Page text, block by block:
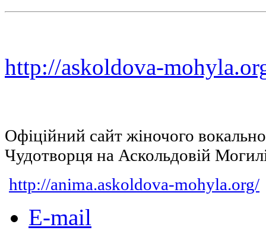
http://askoldova-
Офіційний сайт жіночого
Чудотворця на Аскольдовій
http://anima.askoldova-mohyla.org/
E-mail